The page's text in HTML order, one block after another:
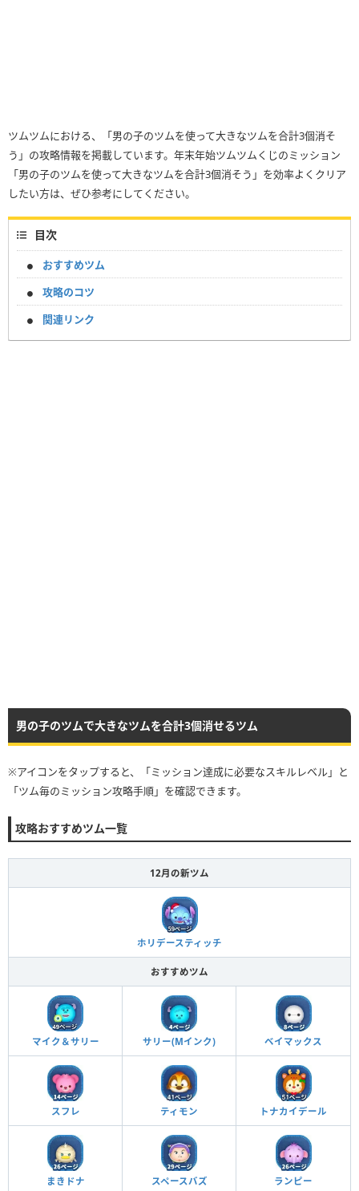
ツムツムにおける、「男の子のツムを使って大きなツムを合計3個消そ
う」の攻略情報を掲載しています。年末年始ツムツムくじのミッション
「男の子のツムを使って大きなツムを合計3個消そう」を効率よくクリア
したい方は、ぜひ参考にしてください。
目次
おすすめツム
攻略のコツ
関連リンク
男の子のツムで大きなツムを合計3個消せるツム
※アイコンをタップすると、「ミッション達成に必要なスキルレベル」と
「ツム毎のミッション攻略手順」を確認できます。
攻略おすすめツム一覧
12月の新ツム
ホリデースティッチ
おすすめツム
マイク＆サリー サリー(Mインク) ベイマックス
スフレ ティモン トナカイデール
まきドナ スペースバズ ランピー